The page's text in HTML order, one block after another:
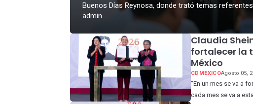
Buenos Días Reynosa, donde trató temas
admin...
Claudia
fortalecer la
México
CDMEXICOAgosto 05,
“En un mes se va a
cada mes se va a